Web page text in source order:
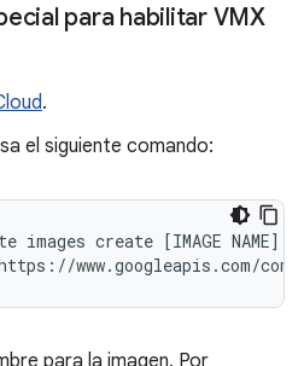
para habilitar VMX
.
el siguiente comando:
images create [IMAGE
para la imagen. Por